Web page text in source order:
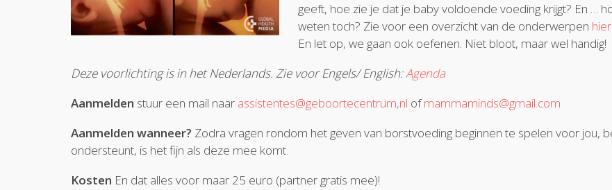
geeft, hoe zie je dat je baby voldoende voeding krijgt? En …
weten toch? Zie voor een overzicht van de onderwerpen hier
En let op, we gaan ook oefenen. Niet bloot, maar wel handig!
Deze voorlichting is in het Nederlands. Zie voor Engels/ English:Agenda
Aanmelden stuur een mail naar assistentes@geboortecentrum,nl ofmammaminds@gmail.com
Aanmelden wanneer? Zodra vragen rondom het geven van borstvoeding beginnen te spelen voor jou,
ondersteunt, is het fijn als deze mee komt.
Kosten En dat alles voor maar 25 euro (partner gratis mee)!